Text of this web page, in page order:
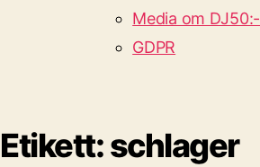
Media om DJ50:-
GDPR
Etikett:schlager